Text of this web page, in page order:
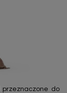
przeznaczone do